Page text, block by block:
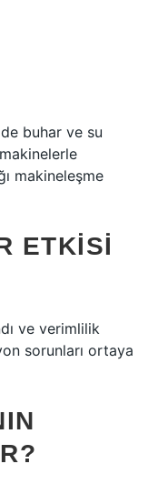
buhar ve su
makineleşme
ETKISI
ve verimlilik
sorunları ortaya